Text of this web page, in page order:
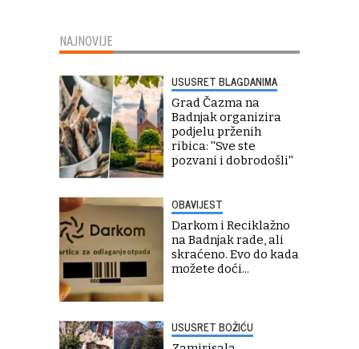
NAJNOVIJE
USUSRET BLAGDANIMA
Grad Čazma na
Badnjak organizira
podjelu prženih
ribica: ''Sve ste
pozvani i dobrodošli''
OBAVIJEST
Darkom i Reciklažno
na Badnjak rade, ali
skraćeno. Evo do kada
možete doći...
USUSRET BOŽIĆU